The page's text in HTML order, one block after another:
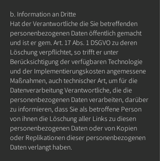
b. Information an Dritte
Hat der Verantwortliche die Sie betreffenden
personenbezogenen Daten öffentlich gemacht
und ist er gem. Art. 17 Abs. 1 DSGVO zu deren
Löschung verpflichtet, so trifft er unter
Berücksichtigung der verfügbaren Technologie
und der Implementierungskosten angemessene
Maßnahmen, auch technischer Art, um für die
Datenverarbeitung Verantwortliche, die die
personenbezogenen Daten verarbeiten, darüber
zu informieren, dass Sie als betroffene Person
von ihnen die Löschung aller Links zu diesen
personenbezogenen Daten oder von Kopien
oder Replikationen dieser personenbezogenen
Daten verlangt haben.